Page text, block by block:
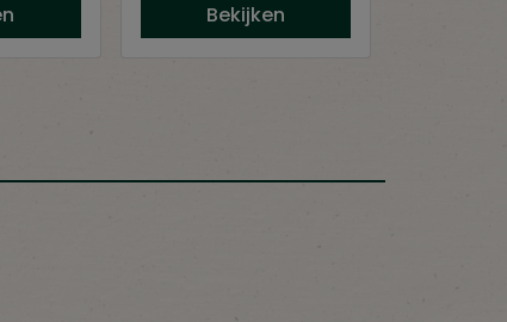
Bekijken